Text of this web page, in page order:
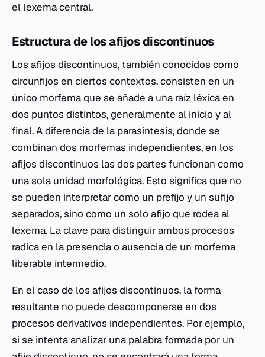
el lexema central.
Estructura de los afijos discontinuos
Los afijos discontinuos, también conocidos como
circunfijos en ciertos contextos, consisten en un
único morfema que se añade a una raíz léxica en
dos puntos distintos, generalmente al inicio y al
final. A diferencia de la parasíntesis, donde se
combinan dos morfemas independientes, en los
afijos discontinuos las dos partes funcionan como
una sola unidad morfológica. Esto significa que no
se pueden interpretar como un prefijo y un sufijo
separados, sino como un solo afijo que rodea al
lexema. La clave para distinguir ambos procesos
radica en la presencia o ausencia de un morfema
liberable intermedio.
En el caso de los afijos discontinuos, la forma
resultante no puede descomponerse en dos
procesos derivativos independientes. Por ejemplo,
si se intenta analizar una palabra formada por un